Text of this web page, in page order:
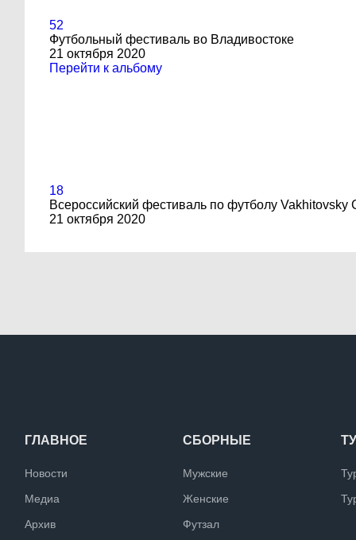
52
Футбольный фестиваль во Владивостоке
21 октября 2020
Перейти к альбому
18
Всероссийский фестиваль по футболу Vakhitovsky
21 октября 2020
ГЛАВНОЕ
Новости
Медиа
Архив
СБОРНЫЕ
Мужские
Женские
Футзал